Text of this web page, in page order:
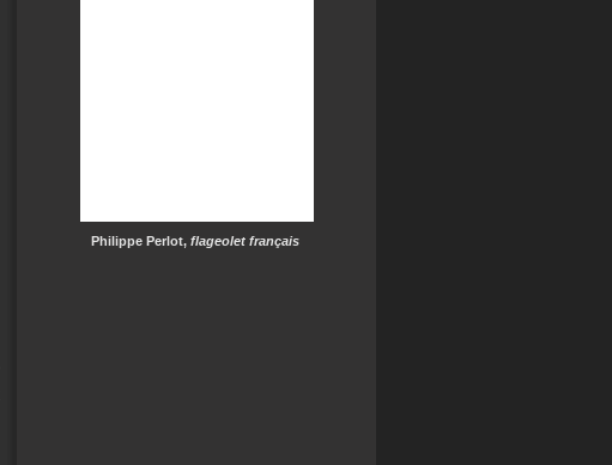
Philippe Perlot, flageolet français